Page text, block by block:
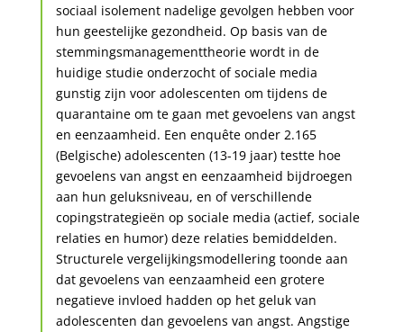
sociaal isolement nadelige gevolgen hebben voor
hun geestelijke gezondheid. Op basis van de
stemmingsmanagementtheorie wordt in de
huidige studie onderzocht of sociale media
gunstig zijn voor adolescenten om tijdens de
quarantaine om te gaan met gevoelens van angst
en eenzaamheid. Een enquête onder 2.165
(Belgische) adolescenten (13-19 jaar) testte hoe
gevoelens van angst en eenzaamheid bijdroegen
aan hun geluksniveau, en of verschillende
copingstrategieën op sociale media (actief, sociale
relaties en humor) deze relaties bemiddelden.
Structurele vergelijkingsmodellering toonde aan
dat gevoelens van eenzaamheid een grotere
negatieve invloed hadden op het geluk van
adolescenten dan gevoelens van angst. Angstige